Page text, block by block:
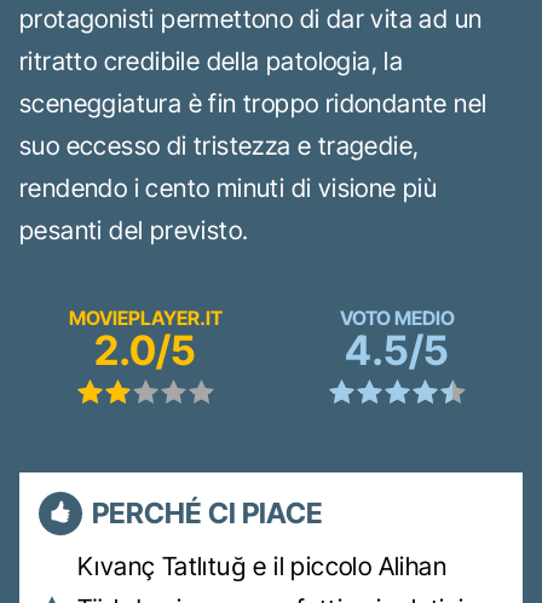
protagonisti permettono di dar vita ad un
ritratto credibile della patologia, la
sceneggiatura è fin troppo ridondante nel
suo eccesso di tristezza e tragedie,
rendendo i cento minuti di visione più
pesanti del previsto.
MOVIEPLAYER.IT
2.0/5
VOTO MEDIO
4.5/5
PERCHÉ CI PIACE
Kıvanç Tatlıtuğ e il piccolo Alihan